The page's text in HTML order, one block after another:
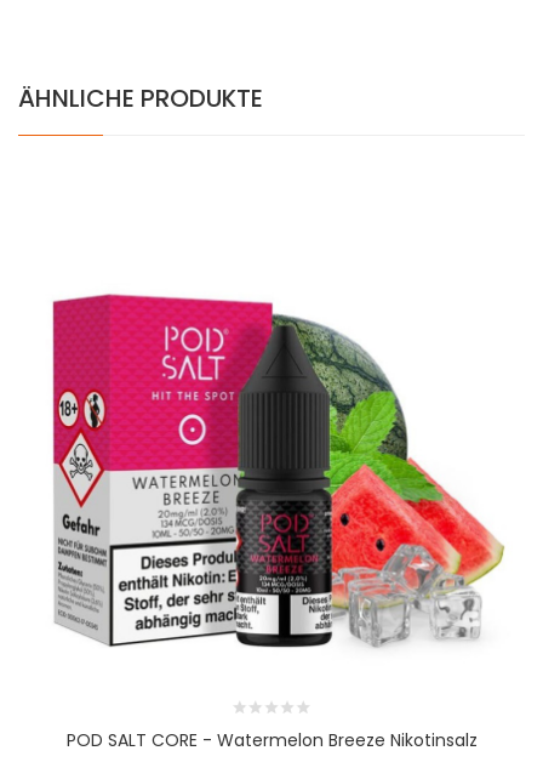
ÄHNLICHE PRODUKTE
POD SALT CORE - Watermelon Breeze Nikotinsalz